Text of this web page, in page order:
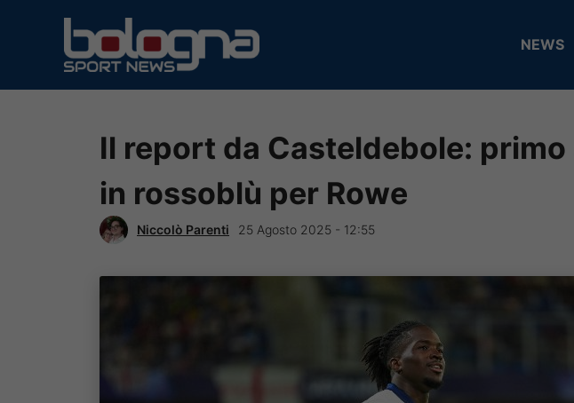
contenuto
NEWS
Il report da Casteldebole:
in rossoblù per Rowe
Niccolò Parenti 25 Agosto 2025 - 12:55